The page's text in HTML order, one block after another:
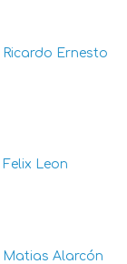
Ricardo Ernesto
Felix Leon
Matias Alarcón